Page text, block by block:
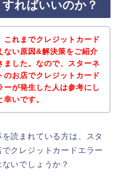
ればいいのか？
これまでクレジットカード
ない原因&解決策をご紹介
ました。なので、スターネ
のお店でクレジットカード
ーが発生した人は参考にし
いです。
読まれている方は、スタ
クレジットカードエラー
いでしょうか？